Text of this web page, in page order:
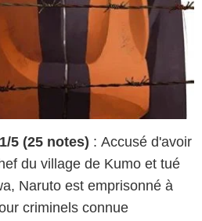
5 (25 notes) : Accusé d'avoir
du village de Kumo et tué
Naruto est emprisonné à
criminels connue